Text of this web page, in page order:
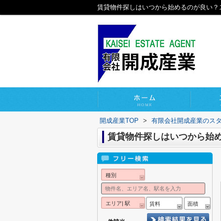
賃貸物件探しはいつから始めるのが良い
開成産業TOP > 有限会社開成産業のス
賃貸物件探しはいつから始
種別
エリア| 駅 賃料 面積